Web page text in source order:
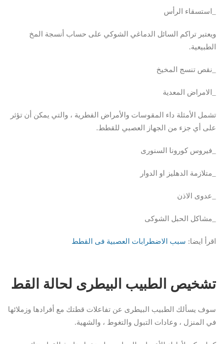
_استسقاء الرأس
ويعتبر تراكم السائل الدماغي الشوكي على حساب أنسجة المخ
الطبيعية.
_نقص تنسج المخيخ
_الامراض المعدية
تشمل الأمثلة داء المقوسات والأمراض الفطرية ، والتي يمكن أن تؤثر
على أي جزء من الجهاز العصبي للقطط.
_فيروس كورونا السنورى
_متلازمة الدهليز او الدوار
_عدوى الاذن
_مشاكل الحبل الشوكى
اقرأ ايضا: سبب الاضطرابات العصبية فى القطط
تشخيص الطبيب البيطرى لحالة القط
سوف يسألك الطبيب البيطرى عن تفاعلات قطتك مع أفرادها وزملائها
في المنزل ، وعادات التبول والتغوط ، والشهية.